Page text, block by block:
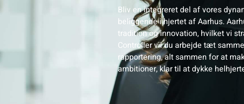
Bliv en integreret del af vores
beliggende i hjertet af Aarhus.
tradition og innovation, hvilket vi
Controller vil du arbejde tæt
rapportering, alt sammen for at
ambitioner, klar til at dykke